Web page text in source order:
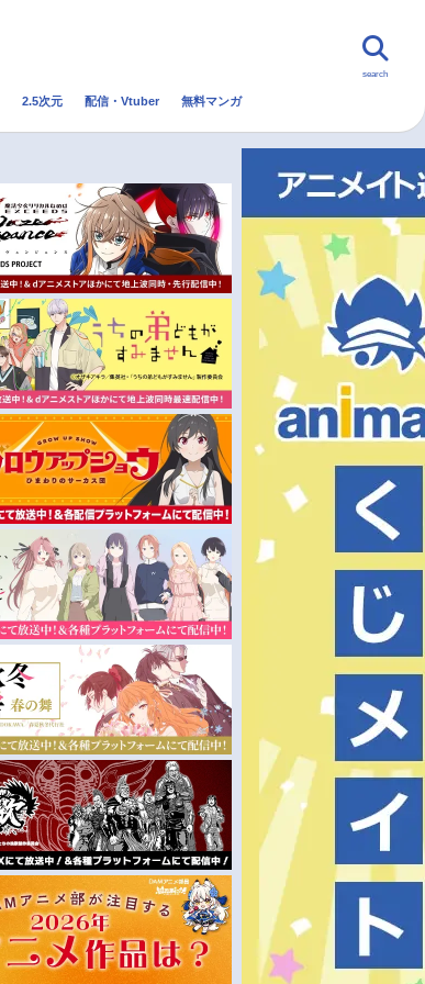
トレンド 無料マンガ
秋アニメ
冬アニメ
search
2.5次元 配信・Vtuber 無料マンガ